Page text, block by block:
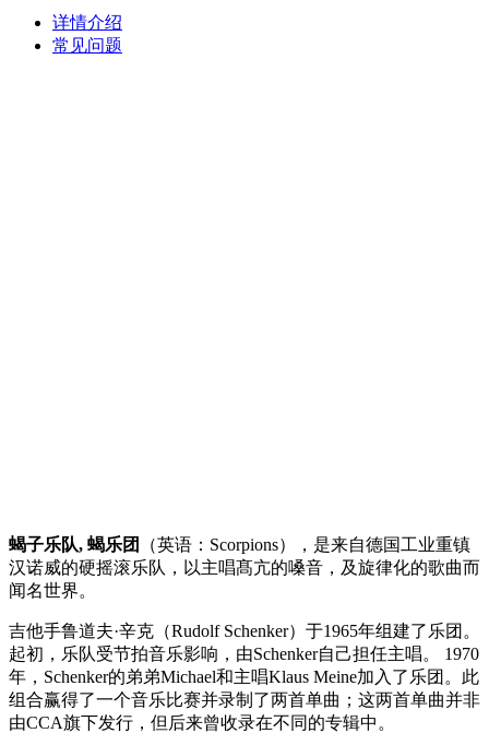
详情介绍
常见问题
蝎子乐队, 蝎乐团
（英语：Scorpions），是来自德国工业重镇
汉诺威的硬摇滚乐队，以主唱髙亢的嗓音，及旋律化的歌曲而
闻名世界。
吉他手鲁道夫·辛克（Rudolf Schenker）于1965年组建了乐团。
起初，乐队受节拍音乐影响，由Schenker自己担任主唱。 1970
年，Schenker的弟弟Michael和主唱Klaus Meine加入了乐团。此
组合赢得了一个音乐比赛并录制了两首单曲；这两首单曲并非
由CCA旗下发行，但后来曾收录在不同的专辑中。